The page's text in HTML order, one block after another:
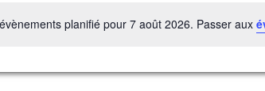
planifié pour 7 août 2026. Passer aux